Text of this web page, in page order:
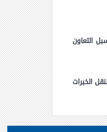
التعاون
الخبرات